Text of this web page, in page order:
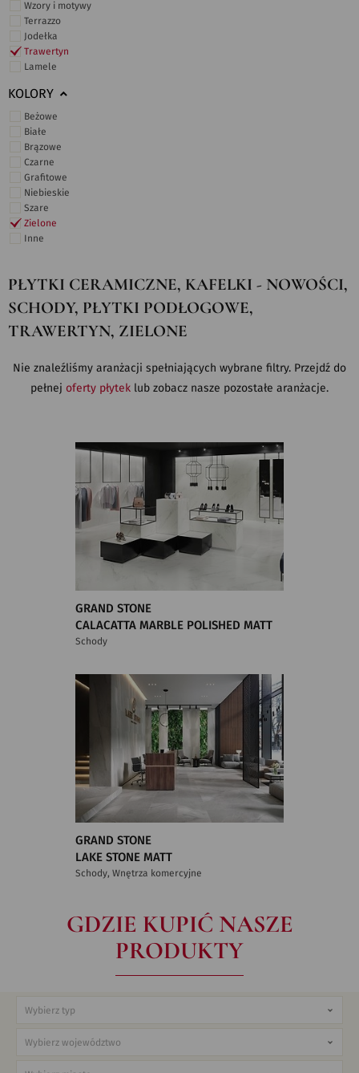
Wzory i motywy
Terrazzo
Jodełka
Trawertyn
Lamele
KOLORY
Beżowe
Białe
Brązowe
Czarne
Grafitowe
Niebieskie
Szare
Zielone
Inne
PŁYTKI CERAMICZNE, KAFELKI - NOWOŚCI,
SCHODY, PŁYTKI PODŁOGOWE,
TRAWERTYN, ZIELONE
Nie znaleźliśmy aranżacji spełniających wybrane filtry. Przejdź do
pełnej oferty płytek lub zobacz nasze pozostałe aranżacje.
GRAND STONE
CALACATTA MARBLE POLISHED MATT
Schody
GRAND STONE
LAKE STONE MATT
Schody, Wnętrza komercyjne
GDZIE KUPIĆ NASZE
PRODUKTY